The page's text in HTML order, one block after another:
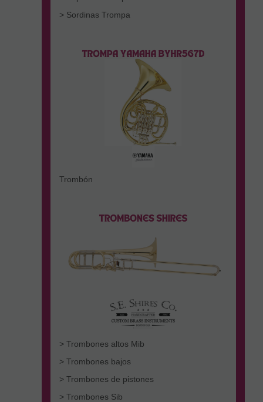
> Sordinas Trompa
Trombón
> Trombones altos Mib
> Trombones bajos
> Trombones de pistones
> Trombones Sib